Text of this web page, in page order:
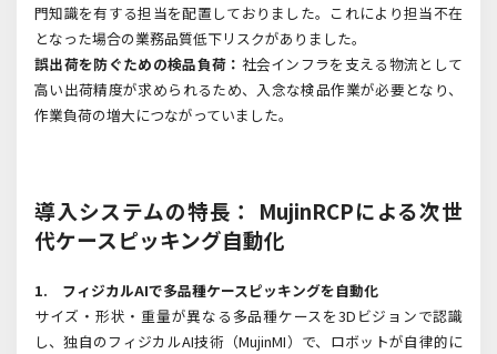
門知識を有する担当を配置しておりました。これにより担当不在
となった場合の業務品質低下リスクがありました。
誤出荷を防ぐための検品負荷： 社会インフラを支える物流として
高い出荷精度が求められるため、入念な検品作業が必要となり、
作業負荷の増大につながっていました。
導入システムの特長： MujinRCPによる次世
代ケースピッキング自動化
1. フィジカルAIで多品種ケースピッキングを自動化
サイズ・形状・重量が異なる多品種ケースを3D ビジョンで認識
し、独自のフィジカルAI技術（MujinMI） で、ロボットが自律的に